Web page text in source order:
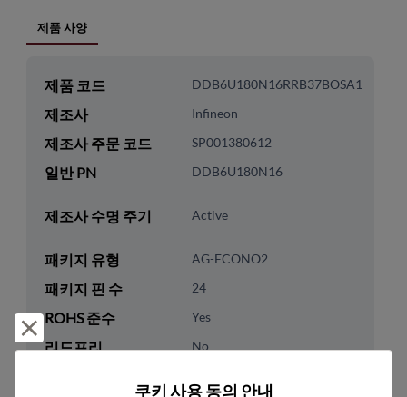
제품 사양
제품 코드 DDB6U180N16RRB37BOSA1
제조사 Infineon
제조사 주문 코드 SP001380612
일반 PN DDB6U180N16
제조사 수명 주기 Active
패키지 유형 AG-ECONO2
패키지 핀 수 24
ROHS 준수 Yes
리드프리 No
거부 및 닫기
쿠키 사용 동의 안내